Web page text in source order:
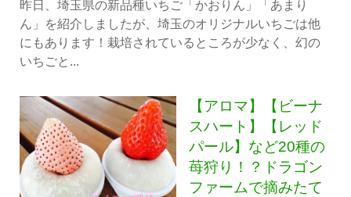
昨日、埼玉県の新品種いちご「かおりん」「あまり
ん」を紹介しましたが、埼玉のオリジナルいちごは他
にもあります！栽培されているところが少なく、幻の
いちごと...
【アロマ】【ビーナ
スハート】【レッド
パール】など20種の
苺狩り！？ドラゴン
ファームで摘みたて